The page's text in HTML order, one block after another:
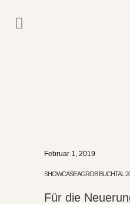
Februar 1, 2019
SHOWCASE AGROB BUCHTAL
Für die